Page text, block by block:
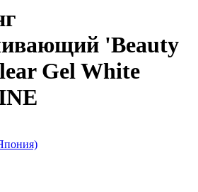
'Beauty
Gel White